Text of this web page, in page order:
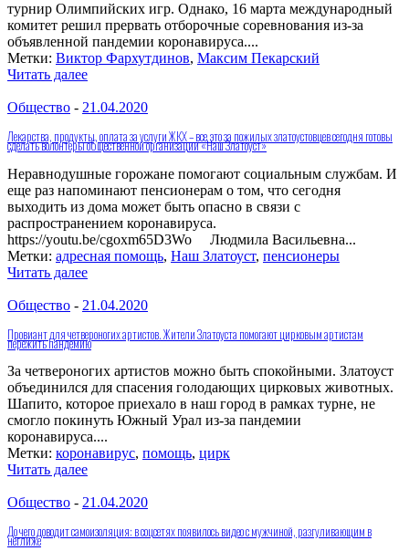
турнир Олимпийских игр. Однако, 16 марта международный
комитет решил прервать отборочные соревнования из-за
объявленной пандемии коронавируса....
Метки: Виктор Фархутдинов, Максим Пекарский
Читать далее
Общество - 21.04.2020
Лекарства, продукты, оплата за услуги ЖКХ – все это за пожилых златоустовцев сегодня готовы
сделать волонтеры общественной организации «Наш Златоуст»
Неравнодушные горожане помогают социальным службам. И
еще раз напоминают пенсионерам о том, что сегодня
выходить из дома может быть опасно в связи с
распространением коронавируса.
https://youtu.be/cgoxm65D3Wo Людмила Васильевна...
Метки: адресная помощь, Наш Златоуст, пенсионеры
Читать далее
Общество - 21.04.2020
Провиант для четвероногих артистов. Жители Златоуста помогают цирковым артистам
пережить пандемию
За четвероногих артистов можно быть спокойными. Златоуст
объединился для спасения голодающих цирковых животных.
Шапито, которое приехало в наш город в рамках турне, не
смогло покинуть Южный Урал из-за пандемии
коронавируса....
Метки: коронавирус, помощь, цирк
Читать далее
Общество - 21.04.2020
До чего доводит самоизоляция: в соцсетях появилось видео с мужчиной, разгуливающим в
неглиже